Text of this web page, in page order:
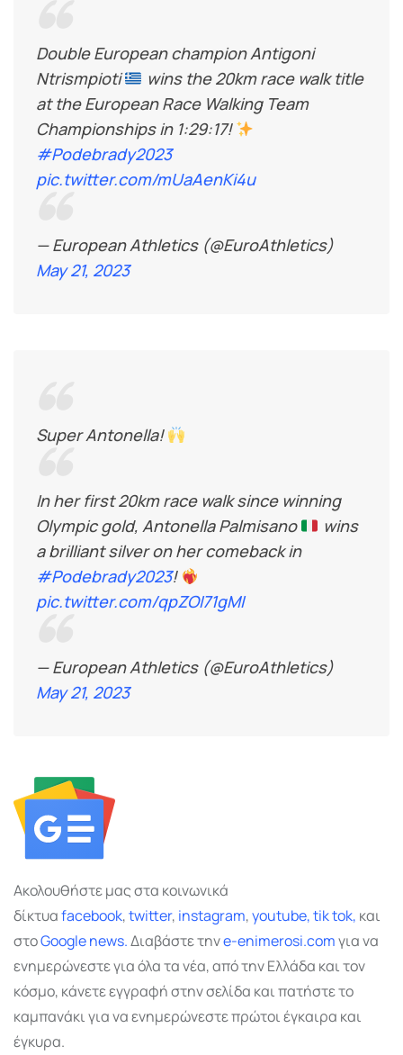
Double European champion Antigoni
Ntrismpioti
wins the 20km race walk title
at the European Race Walking Team
Championships in 1:29:17!
#Podebrady2023
pic.twitter.com/mUaAenKi4u
— European Athletics (@EuroAthletics)
May 21, 2023
Super Antonella!
In her first 20km race walk since winning
Olympic gold, Antonella Palmisano
wins
a brilliant silver on her comeback in
#Podebrady2023!
pic.twitter.com/qpZOI71gMI
— European Athletics (@EuroAthletics)
May 21, 2023
Ακολουθήστε μας στα κοινωνικά
δίκτυαfacebook,twitter, instagram,youtube,tik tok, και
στοGooglenews.Διαβάστε τηνe-enimerosi.comγια να
ενημερώνεστε για όλα τα νέα, από την Ελλάδα και τον
κόσμο, κάνετε εγγραφή στην σελίδα και πατήστε το
καμπανάκι για να ενημερώνεστε πρώτοι έγκαιρα και
έγκυρα.